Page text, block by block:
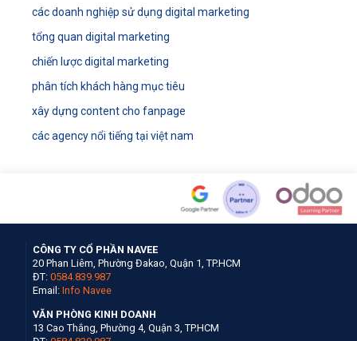
các doanh nghiệp sử dụng digital marketing
tổng quan digital marketing
chiến lược digital marketing
phân tích khách hàng mục tiêu
xây dựng content cho fanpage
các agency nổi tiếng tại việt nam
CÔNG TY CỔ PHẦN NAVEE
20 Phan Liêm, Phường Đakao, Quận 1, TP.HCM
ĐT: 0584.839.987
Email: Info Navee
VĂN PHÒNG KINH DOANH
13 Cao Thắng, Phường 4, Quận 3, TP.HCM